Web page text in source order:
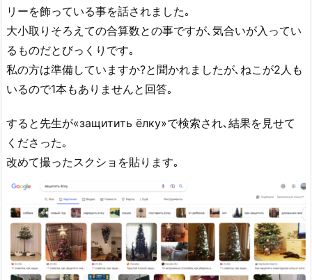
リーを飾っている事を話されました｡
大小取りそろえての合算数との事ですが､気合いが入ってい
るものだとびっくりです｡
私の方は準備していますか?と聞かれましたが､ねこが2人も
いるので1本もありませんと回答｡
すると先生が«защитить ёлку»で検索され､結果を見せて
くださった｡
改めて撮ったスクショを貼ります｡